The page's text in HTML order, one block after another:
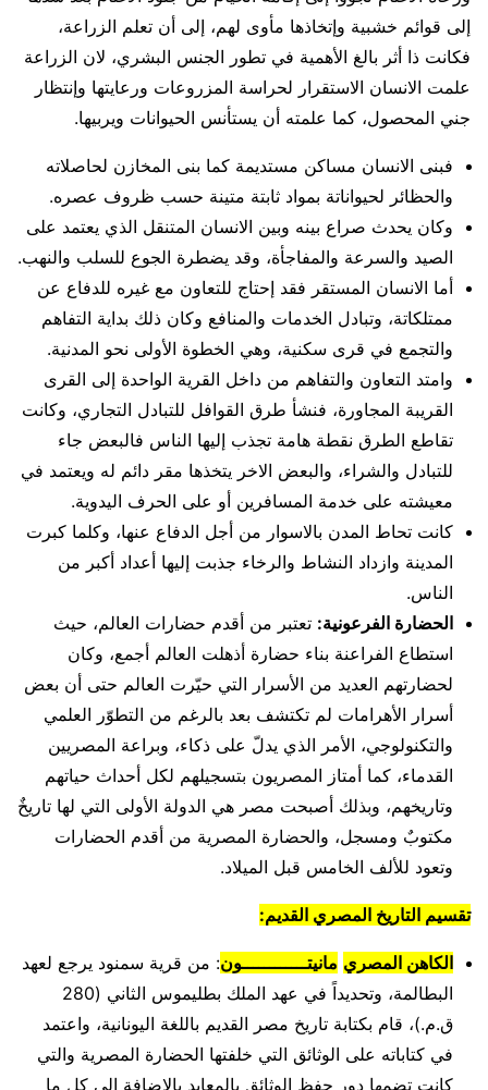
إلى قوائم خشبية وإتخاذها مأوى لهم، إلى أن تعلم الزراعة،
فكانت ذا أثر بالغ الأهمية في تطور الجنس البشري، لان الزراعة
علمت الانسان الاستقرار لحراسة المزروعات ورعايتها وإنتظار
جني المحصول، كما علمته أن يستأنس الحيوانات ويربيها.
فبنى الانسان مساكن مستديمة كما بنى المخازن لحاصلاته
والحظائر لحيواناتة بمواد ثابتة متينة حسب ظروف عصره.
وكان يحدث صراع بينه وبين الانسان المتنقل الذي يعتمد على
الصيد والسرعة والمفاجأة، وقد يضطرة الجوع للسلب والنهب.
أما الانسان المستقر فقد إحتاج للتعاون مع غيره للدفاع عن
ممتلكاتة، وتبادل الخدمات والمنافع وكان ذلك بداية التفاهم
والتجمع في قرى سكنية، وهي الخطوة الأولى نحو المدنية.
وامتد التعاون والتفاهم من داخل القرية الواحدة إلى القرى
القريبة المجاورة، فنشأ طرق القوافل للتبادل التجاري، وكانت
تقاطع الطرق نقطة هامة تجذب إليها الناس فالبعض جاء
للتبادل والشراء، والبعض الاخر يتخذها مقر دائم له ويعتمد في
معيشته على خدمة المسافرين أو على الحرف اليدوية.
كانت تحاط المدن بالاسوار من أجل الدفاع عنها، وكلما كبرت
المدينة وازداد النشاط والرخاء جذبت إليها أعداد أكبر من
الناس.
الحضارة الفرعونية: تعتبر من أقدم حضارات العالم، حيث
استطاع الفراعنة بناء حضارة أذهلت العالم أجمع، وكان
لحضارتهم العديد من الأسرار التي حيّرت العالم حتى أن بعض
أسرار الأهرامات لم تكتشف بعد بالرغم من التطوّر العلمي
والتكنولوجي، الأمر الذي يدلّ على ذكاء، وبراعة المصريين
القدماء، كما أمتاز المصريون بتسجيلهم لكل أحداث حياتهم
وتاريخهم، وبذلك أصبحت مصر هي الدولة الأولى التي لها تاريخٌ
مكتوبٌ ومسجل، والحضارة المصرية من أقدم الحضارات
وتعود للألف الخامس قبل الميلاد.
تقسيم التاريخ المصري القديم:
الكاهن المصري مانيتــــــــــــون: من قرية سمنود يرجع لعهد
البطالمة، وتحديداً في عهد الملك بطليموس الثاني (280
ق.م.)، قام بكتابة تاريخ مصر القديم باللغة اليونانية، واعتمد
في كتاباته على الوثائق التي خلفتها الحضارة المصرية والتي
كانت تضمها دور حفظ الوثائق بالمعابد بالإضافة إلى كل ما